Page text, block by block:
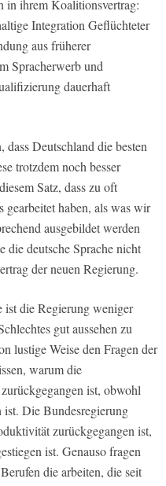
in ihrem Koalitionsvertrag:
Integration Geflüchteter
aus früherer
Spracherwerb und
dauerhaft
Deutschland die besten
trotzdem noch besser
Satz, dass zu oft
gearbeitet haben, als was wir
ausgebildet werden
die deutsche Sprache nicht
der neuen Regierung.
die Regierung weniger
gut aussehen zu
lustige Weise den Fragen der
warum die
ist, obwohl
ist. Die Bundesregierung
zurückgegangen ist,
ist. Genauso fragen
die arbeiten, die seit